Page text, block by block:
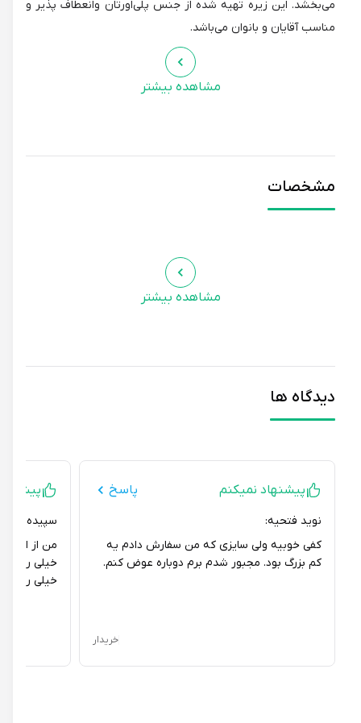
می‌بخشد. این زیره تهیه شده از جنس پلی‌اورتان وانعطاف پذیر و
مناسب آقایان و بانوان می‌باشد.
مشاهده بیشتر
مشخصات
مشاهده بیشتر
دیدگاه ها
پیشنهاد نمیکنم پاسخ
نوید فتحیه:
کفی خوبیه ولی سایزی که من سفارش دادم یه
کم بزرگ بود. مجبور شدم برم دوباره عوض کنم.
خریدار
پیشنهاد
سپیده
من از این کفی
خیلی راضی
خیلی راحت نگه